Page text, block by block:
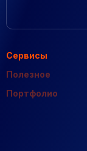
Сервисы
Полезное
Портфолио